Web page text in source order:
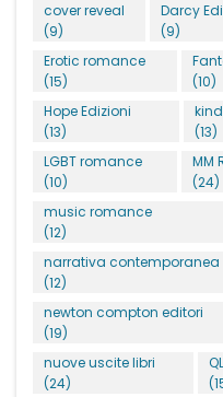
cover reveal
(9)
Darcy
(9)
Erotic romance
(15)
(10)
Hope Edizioni
(13)
(13)
LGBT romance
(10)
MM
(24)
music romance
(12)
narrativa contemporanea
(12)
newton compton editori
(19)
nuove uscite libri
(24)